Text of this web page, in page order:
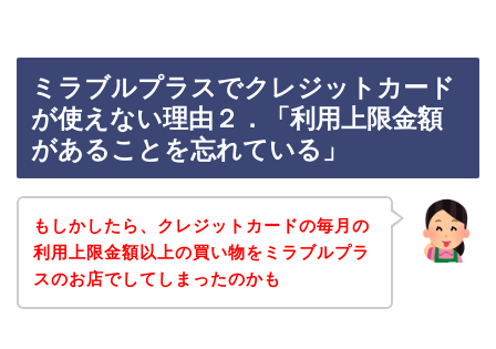
ミラブルプラスでクレジットカード
が使えない理由２．「利用上限金額
があることを忘れている」
もしかしたら、クレジットカードの毎月の
利用上限金額以上の買い物をミラブルプラ
スのお店でしてしまったのかも